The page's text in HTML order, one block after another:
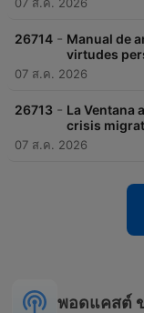
26714 - Manual de
virtudes
07 ส.ค. 2026
26713 - La Ventana
crisis
07 ส.ค. 2026
พอดแคสต์